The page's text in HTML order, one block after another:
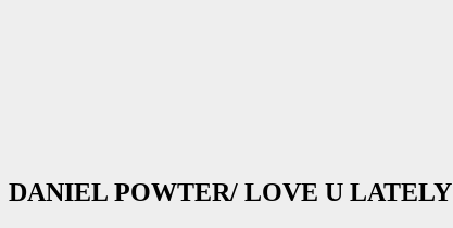
DANIEL POWTER/ LOVE U LATELY